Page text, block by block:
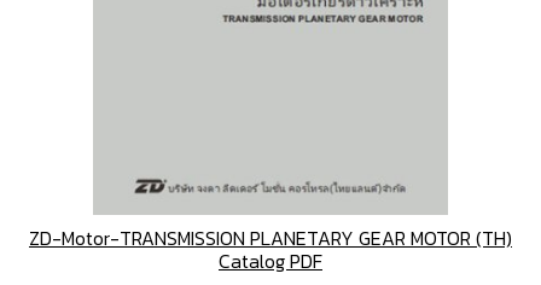
ZD-Motor-TRANSMISSION PLANETARY GEAR MOTOR (TH)
Catalog PDF